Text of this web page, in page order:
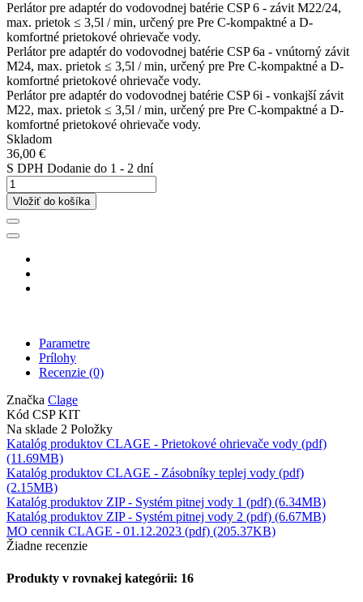
Perlátor pre adaptér do vodovodnej batérie CSP 6 - závit M22/24,
max. prietok ≤ 3,5l / min, určený pre Pre C-kompaktné a D-
komfortné prietokové ohrievače vody.
Perlátor pre adaptér do vodovodnej batérie CSP 6a - vnútorný závit
M24, max. prietok ≤ 3,5l / min, určený pre Pre C-kompaktné a D-
komfortné prietokové ohrievače vody.
Perlátor pre adaptér do vodovodnej batérie CSP 6i - vonkajší závit
M22, max. prietok ≤ 3,5l / min, určený pre Pre C-kompaktné a D-
komfortné prietokové ohrievače vody.
Skladom
36,00 €
S DPH Dodanie do 1 - 2 dní
Vložiť do košíka
Parametre
Prílohy
Recenzie (0)
Značka Clage
Kód CSP KIT
Na sklade 2 Položky
Katalóg produktov CLAGE - Prietokové ohrievače vody (pdf)
(11.69MB)
Katalóg produktov CLAGE - Zásobníky teplej vody (pdf)
(2.15MB)
Katalóg produktov ZIP - Systém pitnej vody 1 (pdf) (6.34MB)
Katalóg produktov ZIP - Systém pitnej vody 2 (pdf) (6.67MB)
MO cennik CLAGE - 01.12.2023 (pdf) (205.37KB)
Žiadne recenzie
Produkty v rovnakej kategórii: 16